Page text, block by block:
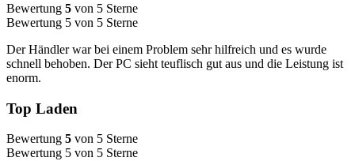
Bewertung 5 von 5 Sterne
Bewertung 5 von 5 Sterne
Der Händler war bei einem Problem sehr hilfreich und es wurde
schnell behoben. Der PC sieht teuflisch gut aus und die Leistung ist
enorm.
Top Laden
Bewertung 5 von 5 Sterne
Bewertung 5 von 5 Sterne